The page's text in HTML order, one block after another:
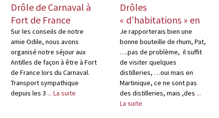
Drôle de Carnaval à
Fort de France
Sur les conseils de notre
amie Odile, nous avons
organisé notre séjour aux
Antilles de façon à être à Fort
de France lors du Carnaval.
Transport sympathique
depuis les 3 ... La suite
Drôles
« d’habitations » en
Martinique
Je rapporterais bien une
bonne bouteille de rhum, Pat,
….pas de problème, il suffit
de visiter quelques
distilleries, …oui mais en
Martinique, ce ne sont pas
des distilleries, mais ,des ...
La suite